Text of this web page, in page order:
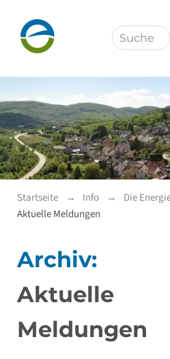
Navigation
Startseite Info
Die
Aktuelle Meldungen
Archiv:
Aktuelle
Meldungen